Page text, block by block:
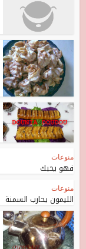
منوعات
فهو يحبك
منوعات
الليمون يحارب السمنة